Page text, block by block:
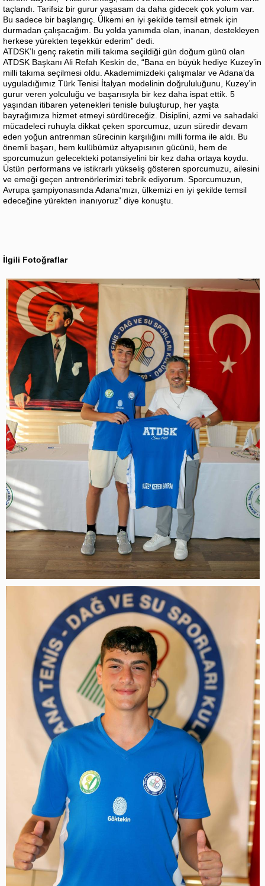
taçlandı. Tarifsiz bir gurur yaşasam da daha gidecek çok yolum var.
Bu sadece bir başlangıç. Ülkemi en iyi şekilde temsil etmek için
durmadan çalışacağım. Bu yolda yanımda olan, inanan, destekleyen
herkese yürekten teşekkür ederim” dedi.
ATDSK’lı genç raketin milli takıma seçildiği gün doğum günü olan
ATDSK Başkanı Ali Refah Keskin de, “Bana en büyük hediye Kuzey’in
milli takıma seçilmesi oldu. Akademimizdeki çalışmalar ve Adana’da
uyguladığımız Türk Tenisi İtalyan modelinin doğrululuğunu, Kuzey’in
gurur veren yolculuğu ve başarısıyla bir kez daha ispat ettik. 5
yaşından itibaren yetenekleri tenisle buluşturup, her yaşta
bayrağımıza hizmet etmeyi sürdüreceğiz. Disiplini, azmi ve sahadaki
mücadeleci ruhuyla dikkat çeken sporcumuz, uzun süredir devam
eden yoğun antrenman sürecinin karşılığını milli forma ile aldı. Bu
önemli başarı, hem kulübümüz altyapısının gücünü, hem de
sporcumuzun gelecekteki potansiyelini bir kez daha ortaya koydu.
Üstün performans ve istikrarlı yükseliş gösteren sporcumuzu, ailesini
ve emeği geçen antrenörlerimizi tebrik ediyorum. Sporcumuzun,
Avrupa şampiyonasında Adana’mızı, ülkemizi en iyi şekilde temsil
edeceğine yürekten inanıyoruz” diye konuştu.
İlgili Fotoğraflar